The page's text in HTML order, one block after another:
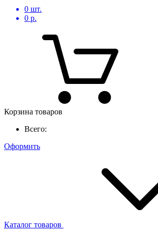
0 шт.
0 р.
Корзина товаров
Всего:
Оформить
Каталог товаров